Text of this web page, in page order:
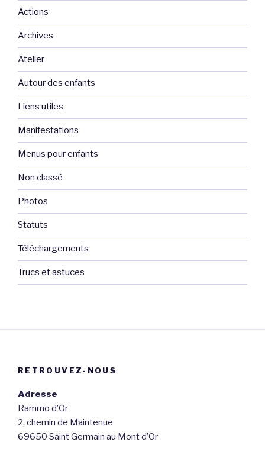
Actions
Archives
Atelier
Autour des enfants
Liens utiles
Manifestations
Menus pour enfants
Non classé
Photos
Statuts
Téléchargements
Trucs et astuces
RETROUVEZ-NOUS
Adresse
Rammo d’Or
2, chemin de Maintenue
69650 Saint Germain au Mont d’Or